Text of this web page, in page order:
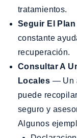
tratamientos.
Seguir El
constante
recuperación.
Consultar A Un Abogado De Responsabilidad De
Locales — Un
puede
seguro y
Algunos